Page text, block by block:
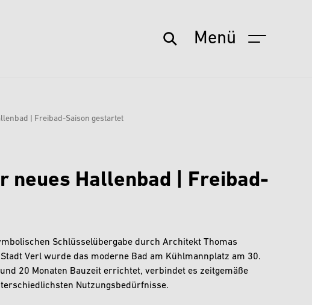
Menü
| Freibad-Saison gestartet
neues Hallenbad | Freibad-
Schlüsselübergabe durch Architekt Thomas
Verl wurde das moderne Bad am Kühlmannplatz am 30.
20 Monaten Bauzeit errichtet, verbindet es zeitgemäße
Nutzungsbedürfnisse.